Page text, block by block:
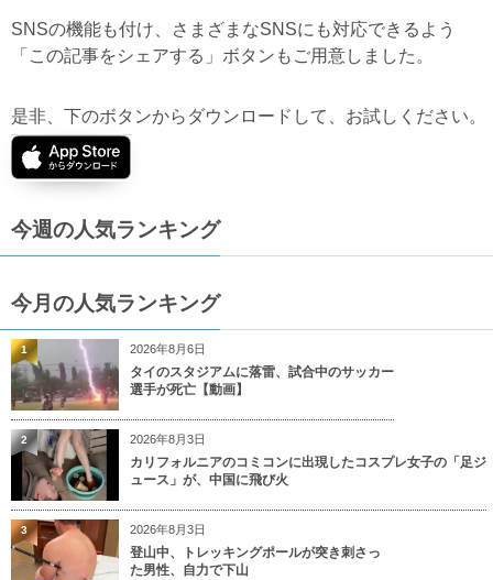
SNSの機能も付け、さまざまなSNSにも対応できるよう
「この記事をシェアする」ボタンもご用意しました。
是非、下のボタンからダウンロードして、お試しください。
今週の人気ランキング
今月の人気ランキング
2026年8月6日
タイのスタジアムに落雷、試合中のサッカー
選手が死亡【動画】
1
2026年8月3日
カリフォルニアのコミコンに出現したコスプレ女子の「足ジ
ュース」が、中国に飛び火
2
2026年8月3日
登山中、トレッキングポールが突き刺さっ
た男性、自力で下山
3